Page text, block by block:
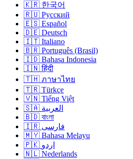
🇰🇷 한국어
🇷🇺 Русский
🇪🇸 Español
🇩🇪 Deutsch
🇮🇹 Italiano
🇧🇷 Português (Brasil)
🇮🇩 Bahasa Indonesia
🇮🇳 हिंदी
🇹🇭 ภาษาไทย
🇹🇷 Türkçe
🇻🇳 Tiếng Việt
🇸🇦 العربية
🇧🇩 বাংলা
🇮🇷 فارسی
🇲🇾 Bahasa Melayu
🇵🇰 اردو
🇳🇱 Nederlands